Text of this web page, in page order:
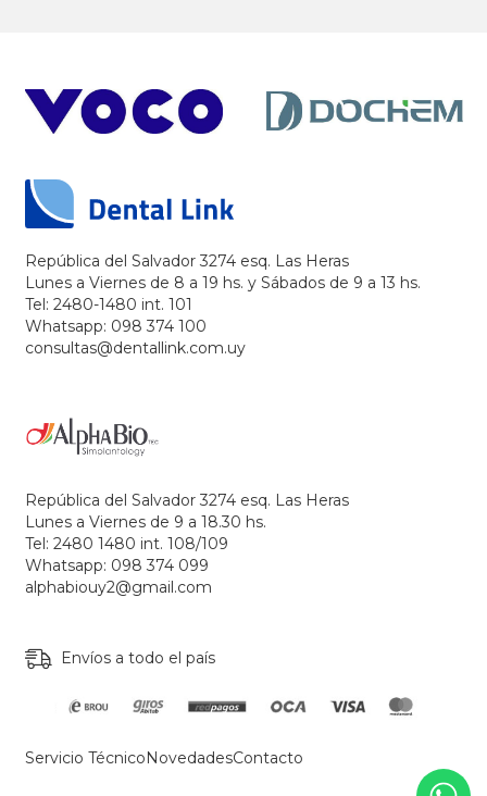
República del Salvador 3274 esq. Las Heras
Lunes a Viernes de 8 a 19 hs. y Sábados de 9 a 13 hs.
Tel: 2480-1480 int. 101
Whatsapp: 098 374 100
consultas@dentallink.com.uy
República del Salvador 3274 esq. Las Heras
Lunes a Viernes de 9 a 18.30 hs.
Tel: 2480 1480 int. 108/109
Whatsapp: 098 374 099
alphabiouy2@gmail.com
Envíos a todo el país
Servicio TécnicoNovedadesContacto